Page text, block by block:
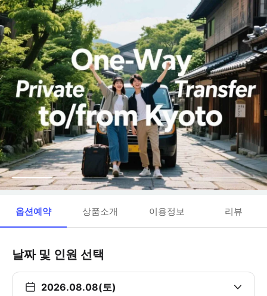
옵션예약 상품소개 이용정보 리뷰
날짜 및 인원 선택
2026.08.08(토)